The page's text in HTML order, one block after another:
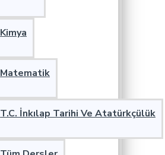
Kimya
Matematik
T.C. İnkılap Tarihi Ve Atatürkçülük